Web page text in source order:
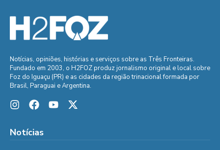
Notícias, opiniões, histórias e serviços sobre as Três Fronteiras.
Fundado em 2003, o H2FOZ produz jornalismo original e local sobre
Foz do Iguaçu (PR) e as cidades da região trinacional formada por
Brasil, Paraguai e Argentina.
Notícias